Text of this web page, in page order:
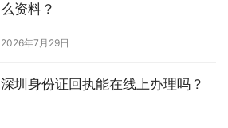
么资料？
2026年7月29日
深圳身份证回执能在线上办理吗？